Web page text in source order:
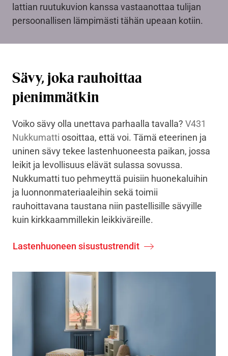
lattian ruutukuvion kanssa vastaanottaa tulijan
persoonallisen lämpimästi tähän upeaan kotiin.
Sävy, joka rauhoittaa
pienimmätkin
Voiko sävy olla unettava parhaalla tavalla? V431
Nukkumatti osoittaa, että voi. Tämä eteerinen ja
uninen sävy tekee lastenhuoneesta paikan, jossa
leikit ja levollisuus elävät sulassa sovussa.
Nukkumatti tuo pehmeyttä puisiin huonekaluihin
ja luonnonmateriaaleihin sekä toimii
rauhoittavana taustana niin pastellisille sävyille
kuin kirkkaammillekin leikkiväreille.
Lastenhuoneen sisustustrendit